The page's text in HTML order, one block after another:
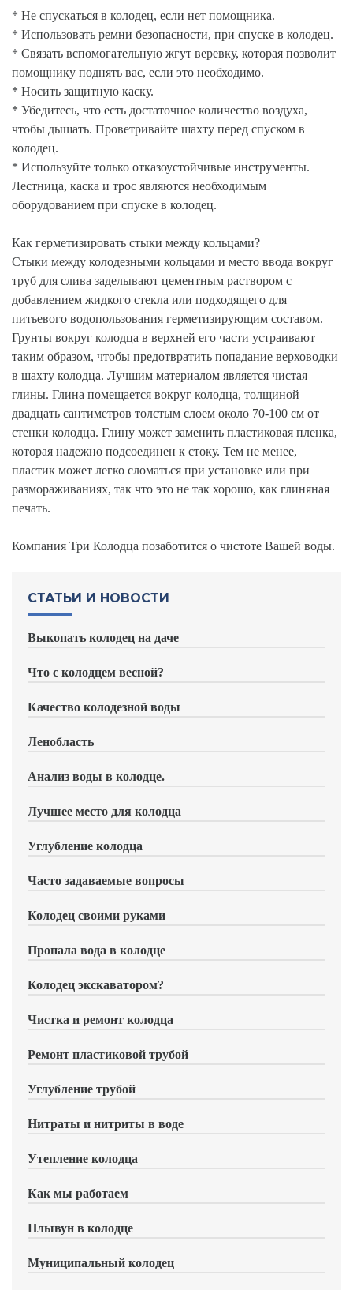
СТАТЬИ И НОВОСТИ
Выкопать колодец на даче
Что с колодцем весной?
Качество колодезной воды
Ленобласть
Анализ воды в колодце.
Лучшее место для колодца
Углубление колодца
Часто задаваемые вопросы
Колодец своими руками
Пропала вода в колодце
Колодец экскаватором?
Чистка и ремонт колодца
Ремонт пластиковой трубой
Углубление трубой
Нитраты и нитриты в воде
Утепление колодца
Как мы работаем
Плывун в колодце
Муниципальный колодец
* Не спускаться в колодец, если нет помощника.
* Использовать ремни безопасности, при спуске в колодец.
* Связать вспомогательную жгут веревку, которая позволит
помощнику поднять вас, если это необходимо.
* Носить защитную каску.
* Убедитесь, что есть достаточное количество воздуха,
чтобы дышать. Проветривайте шахту перед спуском в
колодец.
* Используйте только отказоустойчивые инструменты.
Лестница, каска и трос являются необходимым
оборудованием при спуске в колодец.
Как герметизировать стыки между кольцами?
Стыки между колодезными кольцами и место ввода вокруг
труб для слива заделывают цементным раствором с
добавлением жидкого стекла или подходящего для
питьевого водопользования герметизирующим составом.
Грунты вокруг колодца в верхней его части устраивают
таким образом, чтобы предотвратить попадание верховодки
в шахту колодца. Лучшим материалом является чистая
глины. Глина помещается вокруг колодца, толщиной
двадцать сантиметров толстым слоем около 70-100 см от
стенки колодца. Глину может заменить пластиковая пленка,
которая надежно подсоединен к стоку. Тем не менее,
пластик может легко сломаться при установке или при
размораживаниях, так что это не так хорошо, как глиняная
печать.
Компания Три Колодца позаботится о чистоте Вашей воды.